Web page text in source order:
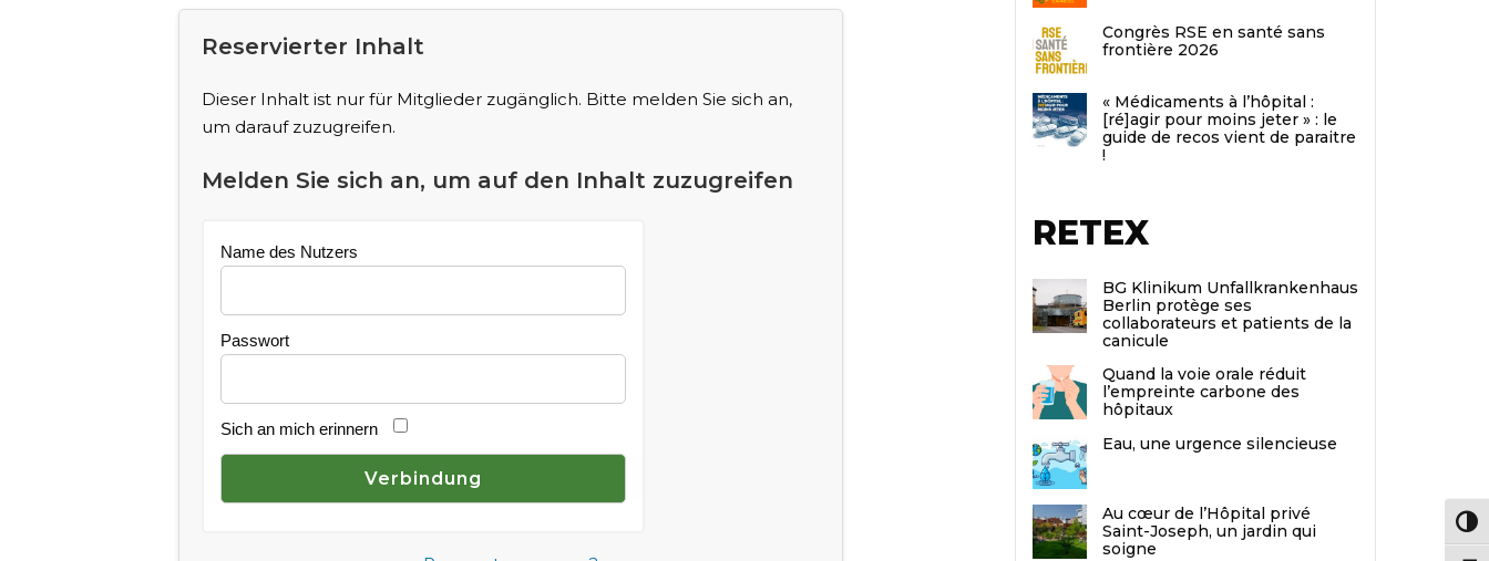
Reservierter Inhalt
Dieser Inhalt ist nur für Mitglieder zugänglich. Bitte melden Sie sich an,
um darauf zuzugreifen.
Melden Sie sich an, um auf den Inhalt zuzugreifen
Name des Nutzers
Passwort
Sich an mich erinnern
Congrès RSE en santé sans
frontière 2026
« Médicaments à l’hôpital :
[ré]agir pour moins jeter » : le
guide de recos vient de paraitre
!
RETEX
BG Klinikum Unfallkrankenhaus
Berlin protège ses
collaborateurs et patients de la
canicule
Quand la voie orale réduit
l’empreinte carbone des
hôpitaux
Eau, une urgence silencieuse
Au cœur de l’Hôpital privé
Saint-Joseph, un jardin qui
soigne